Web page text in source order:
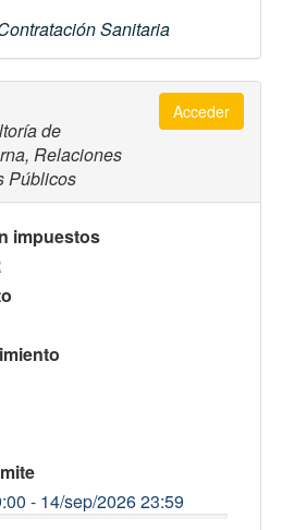
Sanitaria
de
Relaciones
Públicos
Acceder
impuestos
- 14/sep/2026 23:59